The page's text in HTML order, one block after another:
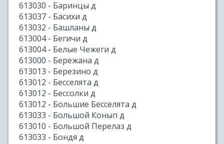
613030 - Баринцы д
613037 - Басихи д
613032 - Башланы д
613004 - Бегичи д
613004 - Белые Чежеги д
613000 - Бережана д
613013 - Березино д
613012 - Бесселята д
613012 - Бессолки д
613012 - Большие Бесселята д
613033 - Большой Конып д
613010 - Большой Перелаз д
613033 - Бондя д